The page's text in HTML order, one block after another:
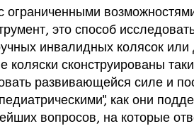
ограниченными
это способ
инвалидных колясок
коляски сконструированы
развивающейся силе и
как они
вопросов, на которые